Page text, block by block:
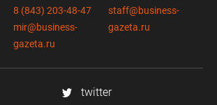
8 (843) 203-48-47
mir@business-
gazeta.ru
staff@business-
gazeta.ru
twitter